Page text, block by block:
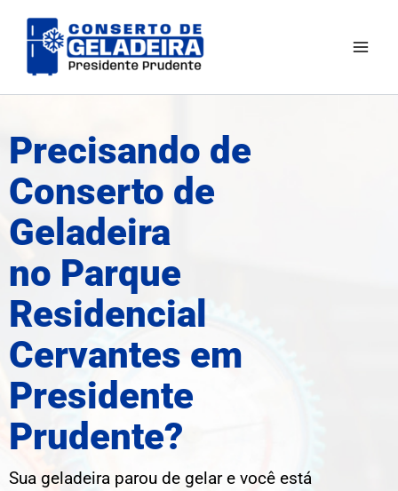
para
Precisando de
Conserto de
Geladeira
no Parque
Residencial
Cervantes em
Presidente
Prudente?
Sua geladeira parou de gelar e você está